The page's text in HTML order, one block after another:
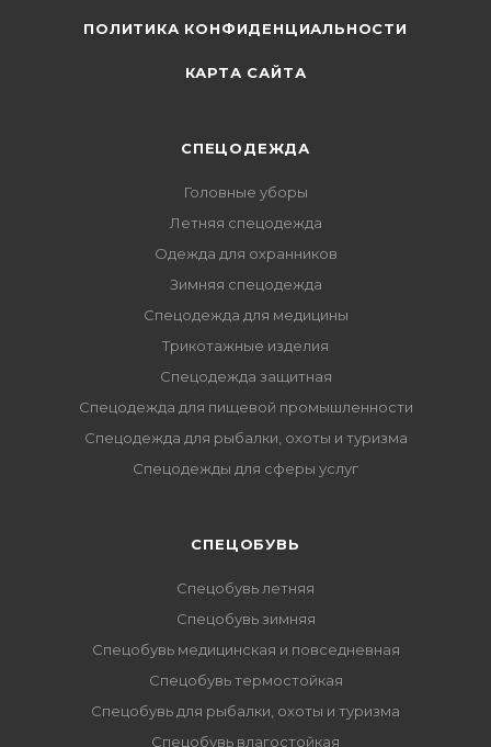
ПОЛИТИКА КОНФИДЕНЦИАЛЬНОСТИ
КАРТА САЙТА
СПЕЦОДЕЖДА
Головные уборы
Летняя спецодежда
Одежда для охранников
Зимняя спецодежда
Спецодежда для медицины
Трикотажные изделия
Спецодежда защитная
Спецодежда для пищевой промышленности
Спецодежда для рыбалки, охоты и туризма
Спецодежды для сферы услуг
CПЕЦОБУВЬ
Спецобувь летняя
Спецобувь зимняя
Спецобувь медицинская и повседневная
Спецобувь термостойкая
Спецобувь для рыбалки, охоты и туризма
Спецобувь влагостойкая